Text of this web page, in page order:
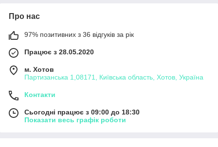
Про нас
97% позитивних з 36 відгуків за рік
Працює з 28.05.2020
м. Хотов
Партизанська 1,08171, Київська область, Хотов, Україна
Контакти
Сьогодні працює з 09:00 до 18:30
Показати весь графік роботи